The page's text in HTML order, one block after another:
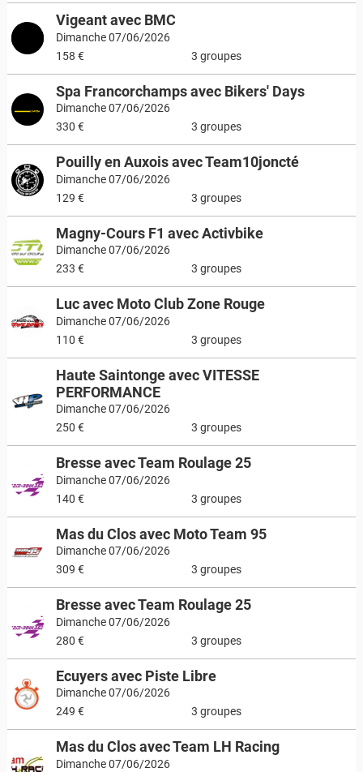
Vigeant avec BMC
Dimanche 07/06/2026
158 €
3 groupes
Spa Francorchamps avec Bikers' Days
Dimanche 07/06/2026
330 €
3 groupes
Pouilly en Auxois avec Team10joncté
Dimanche 07/06/2026
129 €
3 groupes
Magny-Cours F1 avec Activbike
Dimanche 07/06/2026
233 €
3 groupes
Luc avec Moto Club Zone Rouge
Dimanche 07/06/2026
110 €
3 groupes
Haute Saintonge avec VITESSE
PERFORMANCE
Dimanche 07/06/2026
250 €
3 groupes
Bresse avec Team Roulage 25
Dimanche 07/06/2026
140 €
3 groupes
Mas du Clos avec Moto Team 95
Dimanche 07/06/2026
309 €
3 groupes
Bresse avec Team Roulage 25
Dimanche 07/06/2026
280 €
3 groupes
Ecuyers avec Piste Libre
Dimanche 07/06/2026
249 €
3 groupes
Mas du Clos avec Team LH Racing
Dimanche 07/06/2026